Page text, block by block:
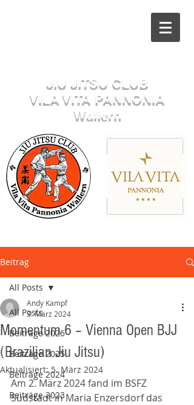
JIU JITSU CLUB
VILA VITA PANNONIA
Wallern
Beitrag
All Posts
Beiträge 2026
Beiträge 2025
Beiträge 2024
Beiträge 2023
All Posts
Momentum 6 – Vienna Open BJJ
(Brazilian Jiu Jitsu)
Andy Kampf
3. März 2024
Aktualisiert:5. März 2024
Am 2. März 2024 fand im BSFZ
Südstadt in Maria Enzersdorf das